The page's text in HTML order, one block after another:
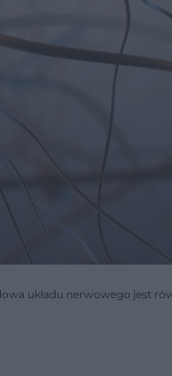
układu nerwowego jest